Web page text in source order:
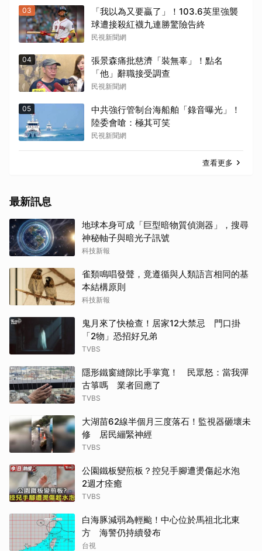
03
「我以為又要贏了」！103.6英里強襲
球遭接殺紅襪九連勝驚險告終
民視新聞網
04
張景森痛批慈濟「裝無辜」！點名
「他」辭職接受調查
民視新聞網
05
中共強行管制台海船舶「錄音曝光」！
陸委會嗆：極其可笑
民視新聞網
查看更多
最新訊息
地球本身可成「巨型暗物質偵測器」，搜尋
神秘軸子與暗光子訊號
科技新報
雀類鳴唱發聲，竟遵循與人類語言相同的基
本結構原則
科技新報
鬼月來了快檢查！居家12大禁忌 門口掛
「2物」恐招好兄弟
TVBS
隱形鐵窗縫隙比手掌寬！ 民眾怒：當我彈
古箏嗎 業者回應了
TVBS
大湖苗62線半個月三度落石！監視器砸壞未
修 居民繃緊神經
TVBS
公園鐵板變煎板？控兒手腳遭燙傷起水泡
2週才痊癒
TVBS
白海豚減弱為輕颱！中心位於馬祖北北東
方 海警仍持續發布
台視